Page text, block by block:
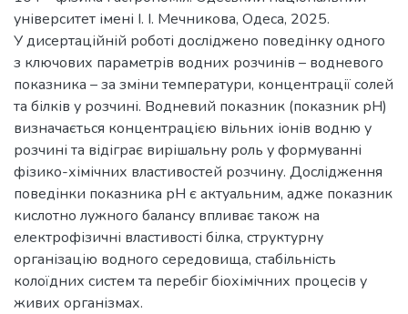
університет імені І. І. Мечникова, Одеса, 2025.
У дисертаційній роботі досліджено поведінку одного
з ключових параметрів водних розчинів – водневого
показника – за зміни температури, концентрації солей
та білків у розчині. Водневий показник (показник рН)
визначається концентрацією вільних іонів водню у
розчині та відіграє вирішальну роль у формуванні
фізико-хімічних властивостей розчину. Дослідження
поведінки показника рН є актуальним, адже показник
кислотно лужного балансу впливає також на
електрофізичні властивості білка, структурну
організацію водного середовища, стабільність
колоїдних систем та перебіг біохімічних процесів у
живих організмах.